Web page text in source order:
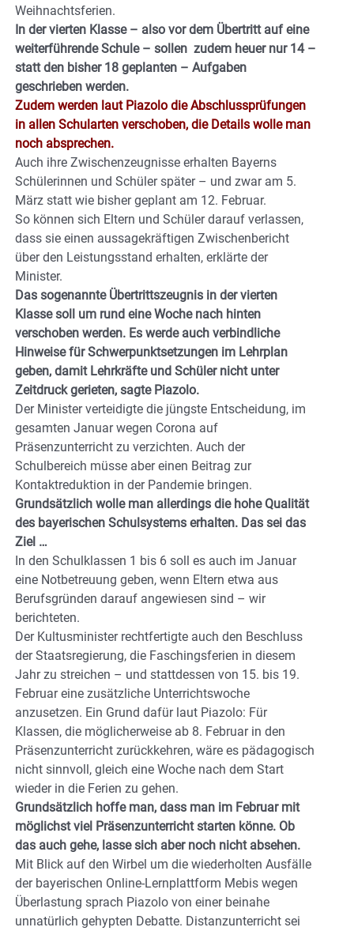
Weihnachtsferien.
In der vierten Klasse – also vor dem Übertritt auf eine
weiterführende Schule – sollen zudem heuer nur 14 –
statt den bisher 18 geplanten – Aufgaben
geschrieben werden.
Zudem werden laut Piazolo die Abschlussprüfungen
in allen Schularten verschoben, die Details wolle man
noch absprechen.
Auch ihre Zwischenzeugnisse erhalten Bayerns
Schülerinnen und Schüler später – und zwar am 5.
März statt wie bisher geplant am 12. Februar.
So können sich Eltern und Schüler darauf verlassen,
dass sie einen aussagekräftigen Zwischenbericht
über den Leistungsstand erhalten, erklärte der
Minister.
Das sogenannte Übertrittszeugnis in der vierten
Klasse soll um rund eine Woche nach hinten
verschoben werden. Es werde auch verbindliche
Hinweise für Schwerpunktsetzungen im Lehrplan
geben, damit Lehrkräfte und Schüler nicht unter
Zeitdruck gerieten, sagte Piazolo.
Der Minister verteidigte die jüngste Entscheidung, im
gesamten Januar wegen Corona auf
Präsenzunterricht zu verzichten. Auch der
Schulbereich müsse aber einen Beitrag zur
Kontaktreduktion in der Pandemie bringen.
Grundsätzlich wolle man allerdings die hohe Qualität
des bayerischen Schulsystems erhalten. Das sei das
Ziel …
In den Schulklassen 1 bis 6 soll es auch im Januar
eine Notbetreuung geben, wenn Eltern etwa aus
Berufsgründen darauf angewiesen sind – wir
berichteten.
Der Kultusminister rechtfertigte auch den Beschluss
der Staatsregierung, die Faschingsferien in diesem
Jahr zu streichen – und stattdessen von 15. bis 19.
Februar eine zusätzliche Unterrichtswoche
anzusetzen. Ein Grund dafür laut Piazolo: Für
Klassen, die möglicherweise ab 8. Februar in den
Präsenzunterricht zurückkehren, wäre es pädagogisch
nicht sinnvoll, gleich eine Woche nach dem Start
wieder in die Ferien zu gehen.
Grundsätzlich hoffe man, dass man im Februar mit
möglichst viel Präsenzunterricht starten könne. Ob
das auch gehe, lasse sich aber noch nicht absehen.
Mit Blick auf den Wirbel um die wiederholten Ausfälle
der bayerischen Online-Lernplattform Mebis wegen
Überlastung sprach Piazolo von einer beinahe
unnatürlich gehypten Debatte. Distanzunterricht sei